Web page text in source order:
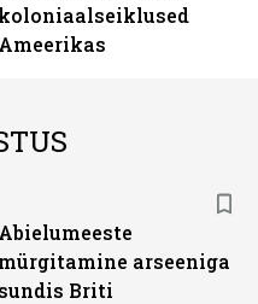
koloniaalseiklused
Ameerikas
Abielumeeste
mürgitamine arseeniga
sundis Briti